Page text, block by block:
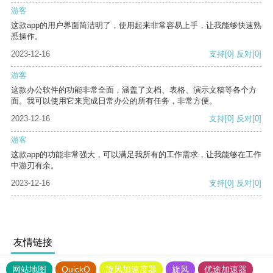
游客
这款app的用户界面简洁明了，使用起来非常容易上手，让我能够快速熟
悉操作。
2023-12-16
支持[0] 反对[0]
游客
这款办公软件的功能非常全面，涵盖了文档、表格、演示文稿等各个方
面。我可以使用它来完成日常办公的所有任务，非常方便。
2023-12-16
支持[0] 反对[0]
游客
这款app的功能非常强大，可以满足我所有的工作需求，让我能够在工作
中游刃有余。
2023-12-16
支持[0] 反对[0]
友情链接
网站地图 QuickQ 旋风加速度器 旋风 优途加速器